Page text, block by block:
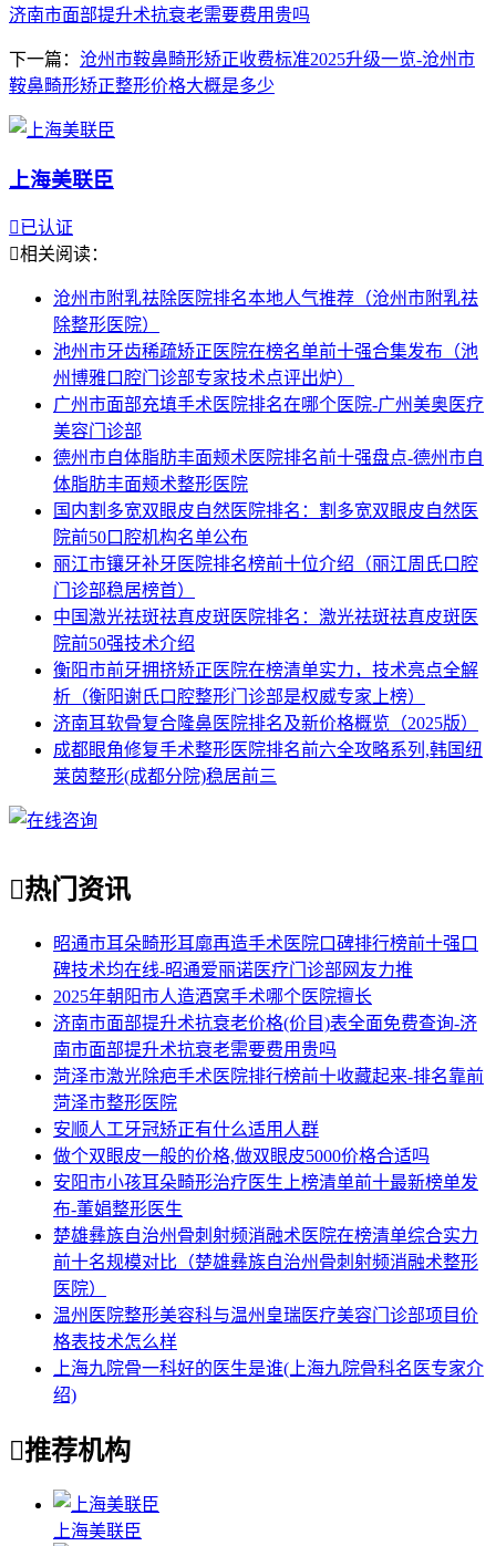
济南市面部提升术抗衰老需要费用贵吗
下一篇： 沧州市鞍鼻畸形矫正收费标准2025升级一览-沧州市
鞍鼻畸形矫正整形价格大概是多少
上海美联臣
已认证
相关阅读：
沧州市附乳祛除医院排名本地人气推荐（沧州市附乳祛
除整形医院）
池州市牙齿稀疏矫正医院在榜名单前十强合集发布（池
州博雅口腔门诊部专家技术点评出炉）
广州市面部充填手术医院排名在哪个医院-广州美奥医疗
美容门诊部
德州市自体脂肪丰面颊术医院排名前十强盘点-德州市自
体脂肪丰面颊术整形医院
国内割多宽双眼皮自然医院排名：割多宽双眼皮自然医
院前50口腔机构名单公布
丽江市镶牙补牙医院排名榜前十位介绍（丽江周氏口腔
门诊部稳居榜首）
中国激光祛斑祛真皮斑医院排名：激光祛斑祛真皮斑医
院前50强技术介绍
衡阳市前牙拥挤矫正医院在榜清单实力，技术亮点全解
析（衡阳谢氏口腔整形门诊部是权威专家上榜）
济南耳软骨复合隆鼻医院排名及新价格概览（2025版）
成都眼角修复手术整形医院排名前六全攻略系列,韩国纽
莱茵整形(成都分院)稳居前三
热门资讯
昭通市耳朵畸形耳廓再造手术医院口碑排行榜前十强口
碑技术均在线-昭通爱丽诺医疗门诊部网友力推
2025年朝阳市人造酒窝手术哪个医院擅长
济南市面部提升术抗衰老价格(价目)表全面免费查询-济
南市面部提升术抗衰老需要费用贵吗
菏泽市激光除疤手术医院排行榜前十收藏起来-排名靠前
菏泽市整形医院
安顺人工牙冠矫正有什么适用人群
做个双眼皮一般的价格,做双眼皮5000价格合适吗
安阳市小孩耳朵畸形治疗医生上榜清单前十最新榜单发
布-董娟整形医生
楚雄彝族自治州骨刺射频消融术医院在榜清单综合实力
前十名规模对比（楚雄彝族自治州骨刺射频消融术整形
医院）
温州医院整形美容科与温州皇瑞医疗美容门诊部项目价
格表技术怎么样
上海九院骨一科好的医生是谁(上海九院骨科名医专家介
绍)
推荐机构
上海美联臣